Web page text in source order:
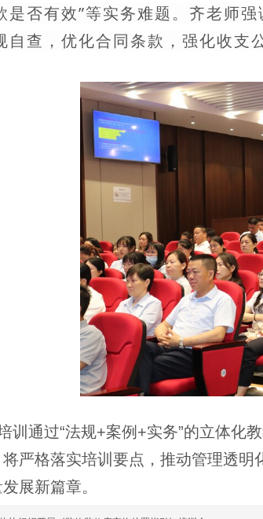
是否有效”等实务难题。齐老师
自查，优化合同条款，强化收支
训通过“法规+案例+实务”的立体化
严格落实培训要点，推动管理透
展新篇章。